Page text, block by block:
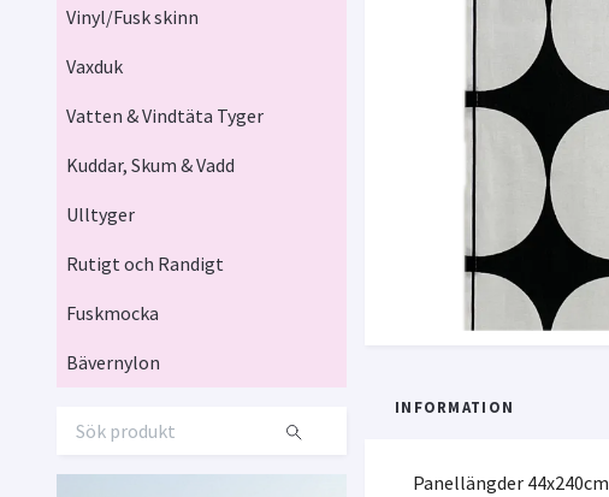
Vinyl/Fusk skinn
Vaxduk
Vatten & Vindtäta Tyger
Kuddar, Skum & Vadd
Ulltyger
Rutigt och Randigt
Fuskmocka
Bävernylon
INFORMATION
Panellängder 44x240cm